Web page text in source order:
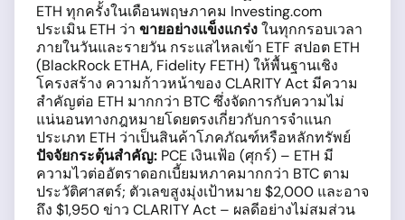
ETH ทุกครั้งในเดือนพฤษภาคม Investing.com
ประเมิน ETH ว่า ขายอย่างแข็งแกร่งในทุกกรอบเวลา
ภายในวันและรายวัน กระแสไหลเข้า ETF สปอต ETH
(BlackRock ETHA, Fidelity FETH) ให้พื้นฐานเชิง
โครงสร้าง ความก้าวหน้าของ CLARITY Act มีความ
สำคัญต่อ ETH มากกว่า BTC ซึ่งจัดการกับความไม่
แน่นอนทางกฎหมายโดยตรงเกี่ยวกับการจำแนก
ประเภท ETH ว่าเป็นสินค้าโภคภัณฑ์หรือหลักทรัพย์
ปัจจัยกระตุ้นสำคัญ: PCE เงินเฟ้อ (ศุกร์) – ETH มี
ความไวต่ออัตราดอกเบี้ยมหภาคมากกว่า BTC ตาม
ประวัติศาสตร์; ตัวเลขสูงมุ่งเป้าหมาย $2,000 และอาจ
ถึง $1,950 ข่าว CLARITY Act – ผลดีอย่างไม่สมส่วน